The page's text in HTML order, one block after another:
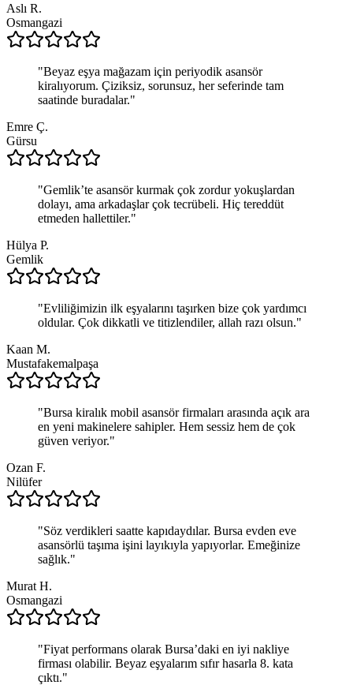
Aslı R.
Osmangazi
"Beyaz eşya mağazam için periyodik asansör
kiralıyorum. Çiziksiz, sorunsuz, her seferinde tam
saatinde buradalar."
Emre Ç.
Gürsu
"Gemlik’te asansör kurmak çok zordur yokuşlardan
dolayı, ama arkadaşlar çok tecrübeli. Hiç tereddüt
etmeden hallettiler."
Hülya P.
Gemlik
"Evliliğimizin ilk eşyalarını taşırken bize çok yardımcı
oldular. Çok dikkatli ve titizlendiler, allah razı olsun."
Kaan M.
Mustafakemalpaşa
"Bursa kiralık mobil asansör firmaları arasında açık ara
en yeni makinelere sahipler. Hem sessiz hem de çok
güven veriyor."
Ozan F.
Nilüfer
"Söz verdikleri saatte kapıdaydılar. Bursa evden eve
asansörlü taşıma işini layıkıyla yapıyorlar. Emeğinize
sağlık."
Murat H.
Osmangazi
"Fiyat performans olarak Bursa’daki en iyi nakliye
firması olabilir. Beyaz eşyalarım sıfır hasarla 8. kata
çıktı."